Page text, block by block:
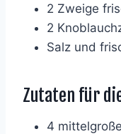
2 Zweige
2
Salz und
Zutaten für
4